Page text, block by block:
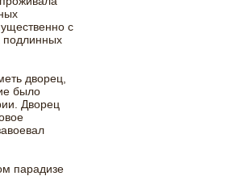
с
подлинных
дворец,
было
Дворец
парадизе